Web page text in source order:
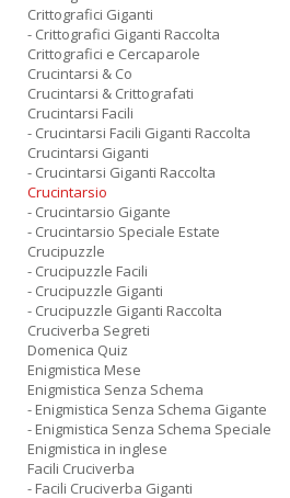
Crittografici Giganti
- Crittografici Giganti Raccolta
Crittografici e Cercaparole
Crucintarsi & Co
Crucintarsi & Crittografati
Crucintarsi Facili
- Crucintarsi Facili Giganti Raccolta
Crucintarsi Giganti
- Crucintarsi Giganti Raccolta
Crucintarsio
- Crucintarsio Gigante
- Crucintarsio Speciale Estate
Crucipuzzle
- Crucipuzzle Facili
- Crucipuzzle Giganti
- Crucipuzzle Giganti Raccolta
Cruciverba Segreti
Domenica Quiz
Enigmistica Mese
Enigmistica Senza Schema
- Enigmistica Senza Schema Gigante
- Enigmistica Senza Schema Speciale
Enigmistica in inglese
Facili Cruciverba
- Facili Cruciverba Giganti